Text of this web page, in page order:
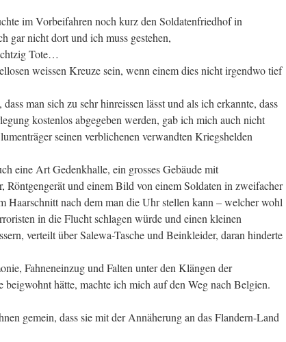
im Vorbeifahren noch kurz den Soldatenfriedhof in
gar nicht dort und ich muss gestehen,
Tote…
weissen Kreuze sein, wenn einem dies nicht irgendwo tief
man sich zu sehr hinreissen lässt und als ich erkannte, dass
kostenlos abgegeben werden, gab ich mich auch nicht
seinen verblichenen verwandten Kriegshelden
eine Art Gedenkhalle, ein grosses Gebäude mit
und einem Bild von einem Soldaten in zweifacher
Haarschnitt nach dem man die Uhr stellen kann – welcher wohl
in die Flucht schlagen würde und einen kleinen
verteilt über Salewa-Tasche und Beinkleider, daran hinderte
Fahneneinzug und Falten unter den Klängen der
beigwohnt hätte, machte ich mich auf den Weg nach Belgien.
gemein, dass sie mit der Annäherung an das Flandern-Land